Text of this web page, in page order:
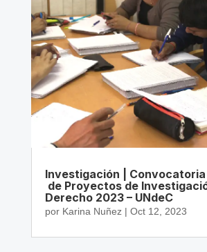
Investigación |
de Proyectos de
Derecho 2023 – UNdeC
por Karina Nuñez| Oct 12, 2023